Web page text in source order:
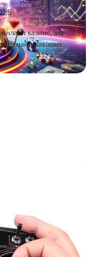
казино, які
з найцікавіших